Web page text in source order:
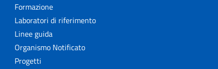
Formazione
Laboratori di riferimento
Linee guida
Organismo Notificato
Progetti